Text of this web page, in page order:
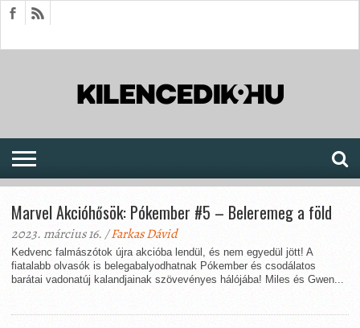
Marvel Akcióhősök: Pókember #5 – Beleremeg a föld
2023. március 16. /Farkas Dávid
Kedvenc falmászótok újra akcióba lendül, és nem egyedül jött! A
fiatalabb olvasók is belegabalyodhatnak Pókember és csodálatos
barátai vadonatúj kalandjainak szövevényes hálójába! Miles és Gwen...